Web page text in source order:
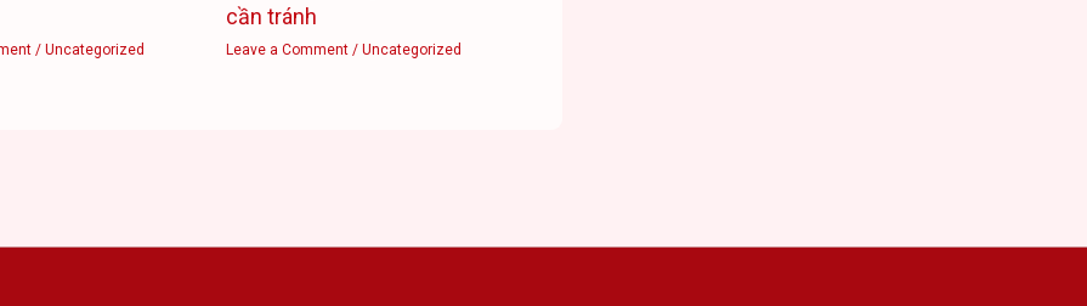
/ Uncategorized
cần tránh
Leave a Comment /Uncategorized